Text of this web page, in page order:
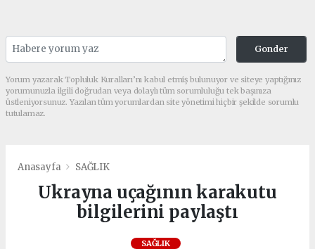
Gonder
Yorum yazarak Topluluk Kuralları’nı kabul etmiş bulunuyor ve siteye yaptığınız
yorumunuzla ilgili doğrudan veya dolaylı tüm sorumluluğu tek başınıza
üstleniyorsunuz. Yazılan tüm yorumlardan site yönetimi hiçbir şekilde sorumlu
tutulamaz.
Anasayfa SAĞLIK
Ukrayna uçağının karakutu
bilgilerini paylaştı
SAĞLIK